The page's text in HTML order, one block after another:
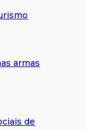
armas
de